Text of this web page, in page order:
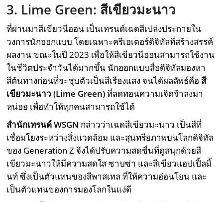
3. Lime Green: สีเขียวมะนาว
ที่ผ่านมาสีเขียวนีออน เป็นเทรนด์เฉดสีเปล่งประกายใน
วงการนักออกแบบ โดยเฉพาะครีเอเตอร์ดิจิทัลที่สร้างสรรค์
ผลงาน ขณะในปี 2023 เพื่อให้สีเขียวนีออนสามารถใช้งาน
ในชีวิตประจำวันได้มากขึ้น นักออกแบบสื่อดิจิทัลมองหา
สีต้นทางก่อนที่จะชุบตัวเป็นสีเรืองแสง จนได้ผลลัพธ์คือสี
เขียวมะนาว (Lime Green)ที่ลดทอนความเจิดจ้าลงมา
หน่อย เพื่อทำให้ทุกคนสามารถใช้ได้
สำนักเทรนด์WSGN กล่าวว่าเฉดสีเขียวมะนาว เป็นสีที่
เชื่อมโยงระหว่างสิ่งแวดล้อม และสุนทรียภาพบนโลกดิจิทัล
ของ Generation Z จึงได้ปรับความสดชื่นที่ดูสนุกด้วยสี
เขียวมะนาวให้มีความสดใส ซาบซ่า และสีเขียวแอปเปิ้ลมิ้
นท์ ซึ่งเป็นตัวแทนของสีพาสเทล ที่ให้ความอ่อนโยน และ
เป็นตัวแทนของการมองโลกในแง่ดี